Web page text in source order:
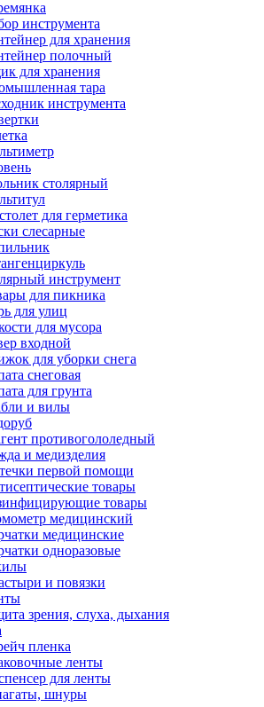
инструмента
для хранения
полочный
для хранения
тара
инструмента
столярный
для герметика
слесарные
инструмент
для пикника
для улиц
для мусора
входной
для уборки снега
снеговая
для грунта
и вилы
противогололедный
и медизделия
первой помощи
товары
товары
медицинский
медицинские
одноразовые
и повязки
зрения, слуха, дыхания
пленка
ленты
для ленты
шнуры